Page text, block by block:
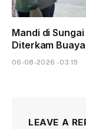
Mandi di
Diterkam Buaya
06-08-2026 - 03.15
LEAVE A